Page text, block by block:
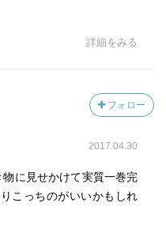
詳細をみる
フォロー
2017.04.30
に見せかけて実質一巻完
こっちのがいいかもしれ